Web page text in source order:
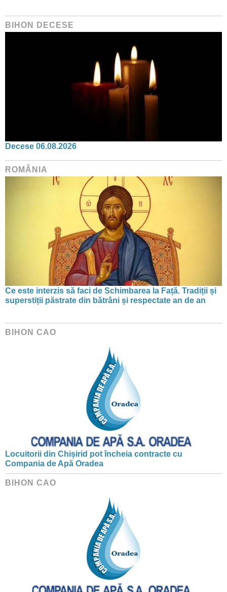
BIHON DECESE
Decese 06.08.2026
ROMÂNIA
Ce este interzis să faci de Schimbarea la Față. Tradiții și
superstiții păstrate din bătrâni și respectate an de an
BIHON CAO
Locuitorii din Chișirid pot încheia contracte cu
Compania de Apă Oradea
BIHON CAO